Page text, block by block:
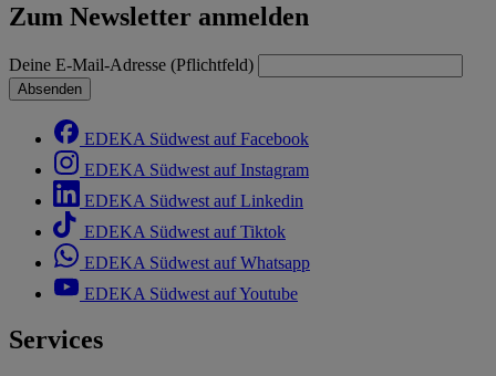
Zum Newsletter anmelden
Deine E-Mail-Adresse (Pflichtfeld)
Absenden
EDEKA Südwest auf Facebook
EDEKA Südwest auf Instagram
EDEKA Südwest auf Linkedin
EDEKA Südwest auf Tiktok
EDEKA Südwest auf Whatsapp
EDEKA Südwest auf Youtube
Services